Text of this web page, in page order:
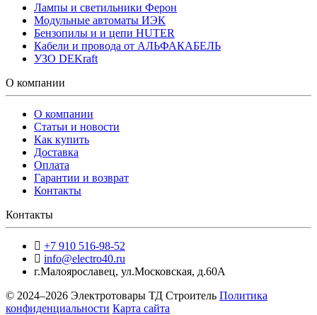
Лампы и светильники Ферон
Модульные автоматы ИЭК
Бензопилы и и цепи HUTER
Кабели и провода от АЛЬФАКАБЕЛЬ
УЗО DEKraft
О компании
О компании
Статьи и новости
Как купить
Доставка
Оплата
Гарантии и возврат
Контакты
Контакты
+7 910 516-98-52
info@electro40.ru
г.Малоярославец, ул.Московская, д.60А
© 2024–2026 Электротовары ТД Строитель Политика
конфиденциальности Карта сайта